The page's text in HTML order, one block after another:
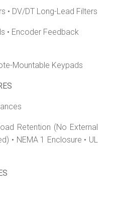
• DV/DT Long-Lead Filters
• Encoder Feedback
Mountable Keypads
Retention (No External
• NEMA 1 Enclosure • UL